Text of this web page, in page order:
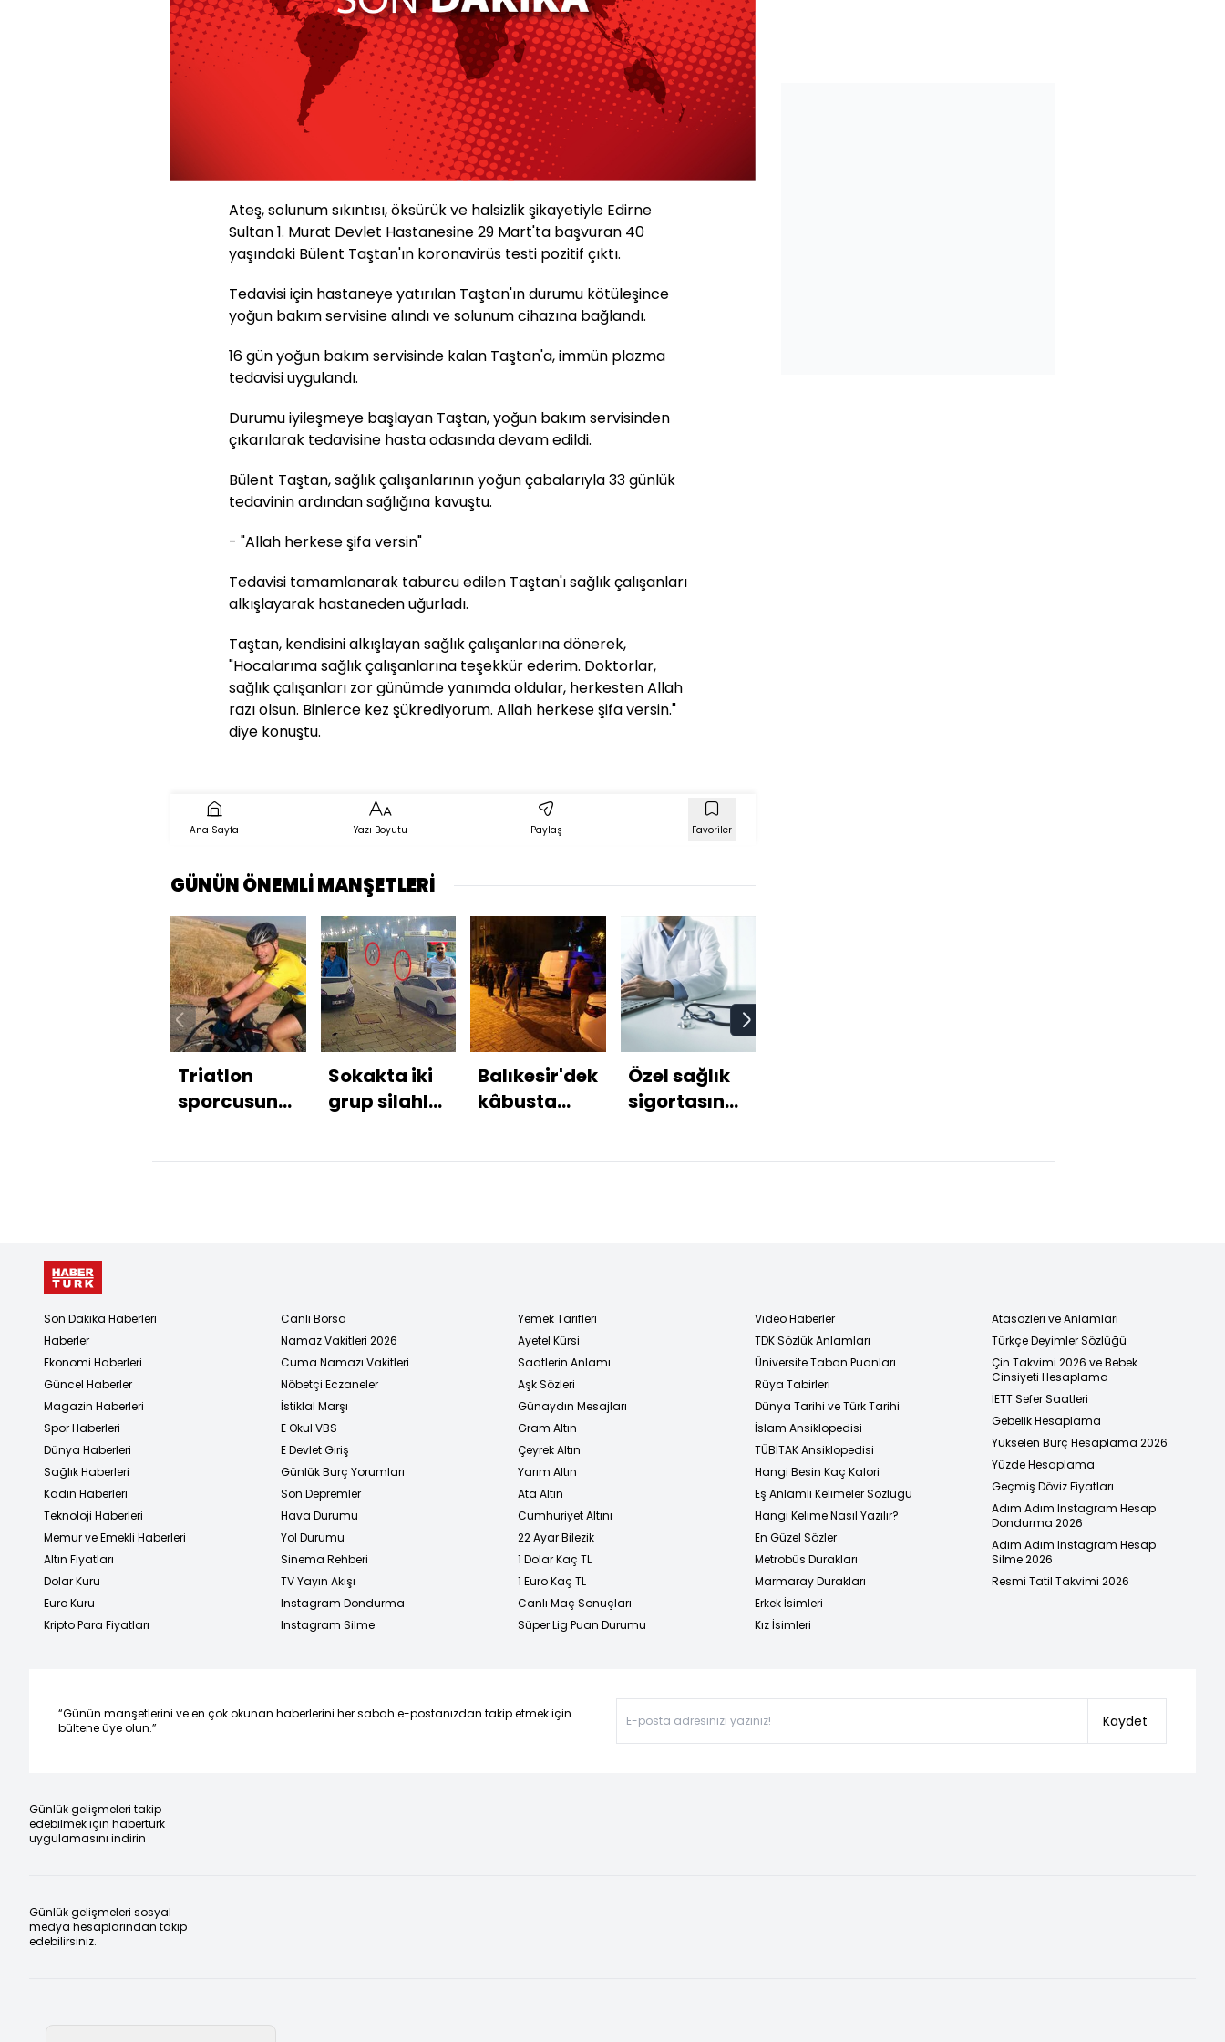
Ateş, solunum sıkıntısı, öksürük ve halsizlik şikayetiyle Edirne
Sultan 1. Murat Devlet Hastanesine 29 Mart'ta başvuran 40
yaşındaki Bülent Taştan'ın koronavirüs testi pozitif çıktı.
Tedavisi için hastaneye yatırılan Taştan'ın durumu kötüleşince
yoğun bakım servisine alındı ve solunum cihazına bağlandı.
16 gün yoğun bakım servisinde kalan Taştan'a, immün plazma
tedavisi uygulandı.
Durumu iyileşmeye başlayan Taştan, yoğun bakım servisinden
çıkarılarak tedavisine hasta odasında devam edildi.
Bülent Taştan, sağlık çalışanlarının yoğun çabalarıyla 33 günlük
tedavinin ardından sağlığına kavuştu.
- "Allah herkese şifa versin"
Tedavisi tamamlanarak taburcu edilen Taştan'ı sağlık çalışanları
alkışlayarak hastaneden uğurladı.
Taştan, kendisini alkışlayan sağlık çalışanlarına dönerek,
"Hocalarıma sağlık çalışanlarına teşekkür ederim. Doktorlar,
sağlık çalışanları zor günümde yanımda oldular, herkesten Allah
razı olsun. Binlerce kez şükrediyorum. Allah herkese şifa versin."
diye konuştu.
Ana Sayfa Yazı Boyutu Paylaş Favoriler
GÜNÜN ÖNEMLİ MANŞETLERİ
Triatlon
sporcusunun
Sokakta iki
grup silahla
Balıkesir'deki
kâbusta
Özel sağlık
sigortasında
Son Dakika Haberleri
Haberler
Ekonomi Haberleri
Güncel Haberler
Magazin Haberleri
Spor Haberleri
Dünya Haberleri
Sağlık Haberleri
Kadın Haberleri
Teknoloji Haberleri
Memur ve Emekli Haberleri
Altın Fiyatları
Dolar Kuru
Euro Kuru
Kripto Para Fiyatları
Canlı Borsa
Namaz Vakitleri 2026
Cuma Namazı Vakitleri
Nöbetçi Eczaneler
İstiklal Marşı
E Okul VBS
E Devlet Giriş
Günlük Burç Yorumları
Son Depremler
Hava Durumu
Yol Durumu
Sinema Rehberi
TV Yayın Akışı
Instagram Dondurma
Instagram Silme
Yemek Tarifleri
Ayetel Kürsi
Saatlerin Anlamı
Aşk Sözleri
Günaydın Mesajları
Gram Altın
Çeyrek Altın
Yarım Altın
Ata Altın
Cumhuriyet Altını
22 Ayar Bilezik
1 Dolar Kaç TL
1 Euro Kaç TL
Canlı Maç Sonuçları
Süper Lig Puan Durumu
Video Haberler
TDK Sözlük Anlamları
Üniversite Taban Puanları
Rüya Tabirleri
Dünya Tarihi ve Türk Tarihi
İslam Ansiklopedisi
TÜBİTAK Ansiklopedisi
Hangi Besin Kaç Kalori
Eş Anlamlı Kelimeler Sözlüğü
Hangi Kelime Nasıl Yazılır?
En Güzel Sözler
Metrobüs Durakları
Marmaray Durakları
Erkek İsimleri
Kız İsimleri
Atasözleri ve Anlamları
Türkçe Deyimler Sözlüğü
Çin Takvimi 2026 ve Bebek
Cinsiyeti Hesaplama
İETT Sefer Saatleri
Gebelik Hesaplama
Yükselen Burç Hesaplama 2026
Yüzde Hesaplama
Geçmiş Döviz Fiyatları
Adım Adım Instagram Hesap
Dondurma 2026
Adım Adım Instagram Hesap
Silme 2026
Resmi Tatil Takvimi 2026
“Günün manşetlerini ve en çok okunan haberlerini her sabah e-postanızdan takip etmek için
bültene üye olun.”
Kaydet
Günlük gelişmeleri takip
edebilmek için habertürk
uygulamasını indirin
Günlük gelişmeleri sosyal
medya hesaplarından takip
edebilirsiniz.